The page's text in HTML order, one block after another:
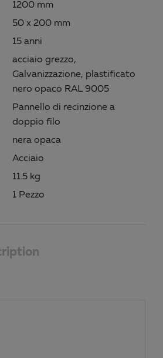
1200 mm
50 x 200 mm
15 anni
acciaio grezzo,
Galvanizzazione, plastificato
nero opaco RAL 9005
Pannello di recinzione a
doppio filo
nera opaca
Acciaio
11.5 kg
1 Pezzo